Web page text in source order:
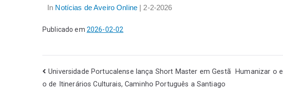
In Notícias de Aveiro Online | 2-2-2026
Publicado em 2026-02-02
Universidade Portucalense lança Short Master em Gestã
o de Itinerários Culturais, Caminho Português a Santiago
Humanizar o